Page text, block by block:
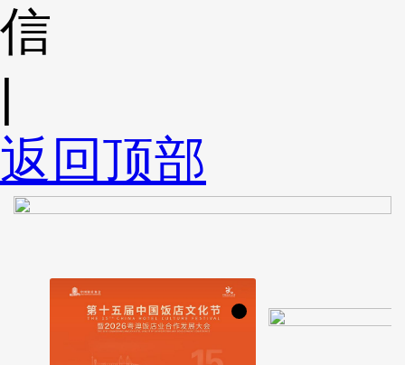
信
|
返回顶部